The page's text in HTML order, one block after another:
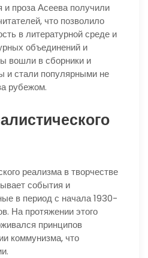
и проза Асеева получили
что позволило
в литературной среде и
объединений и
вошли в сборники и
и стали популярными не
рубежом.
реализма в творчестве
события и
в период с начала 1930-
На протяжении этого
принципов
коммунизма, что